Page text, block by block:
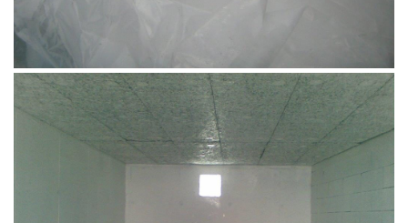
Encapsulage Box Après Incendie